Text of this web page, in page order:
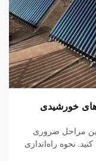
خورشیدی
این مراحل ضروری
نحوه راه‌اندازی